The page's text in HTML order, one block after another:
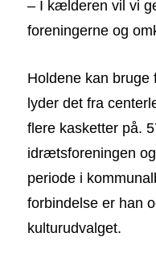
– I kælderen vil vi
foreningerne og
Holdene kan bruge
lyder det fra
flere kasketter på.
idrætsforeningen
periode i
forbindelse er han
kulturudvalget.